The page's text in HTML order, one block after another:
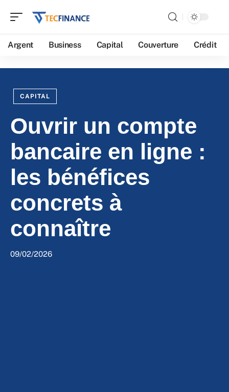
Argent Business Capital Couverture Crédit
CAPITAL
Ouvrir un compte
bancaire en ligne :
les bénéfices
concrets à
connaître
09/02/2026